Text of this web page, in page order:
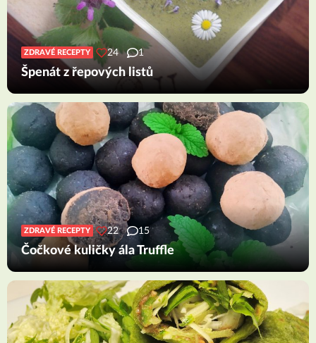
ZDRAVÉ RECEPTY 24 1
Špenát z řepových listů
ZDRAVÉ RECEPTY 22 15
Čočkové kuličky ála Truffle